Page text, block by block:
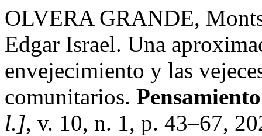
OLVERA GRANDE,
Edgar Israel. Una
envejecimiento y las
comunitarios.
l.], v. 10, n. 1, p. 43–67,